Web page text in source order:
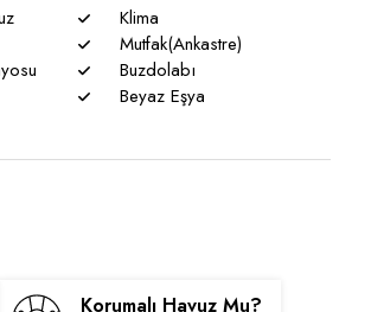
elektrik ve su kesintileri
Klima
Mutfak(Ankastre)
Buzdolabı
Beyaz Eşya
Korumalı Havuz Mu?